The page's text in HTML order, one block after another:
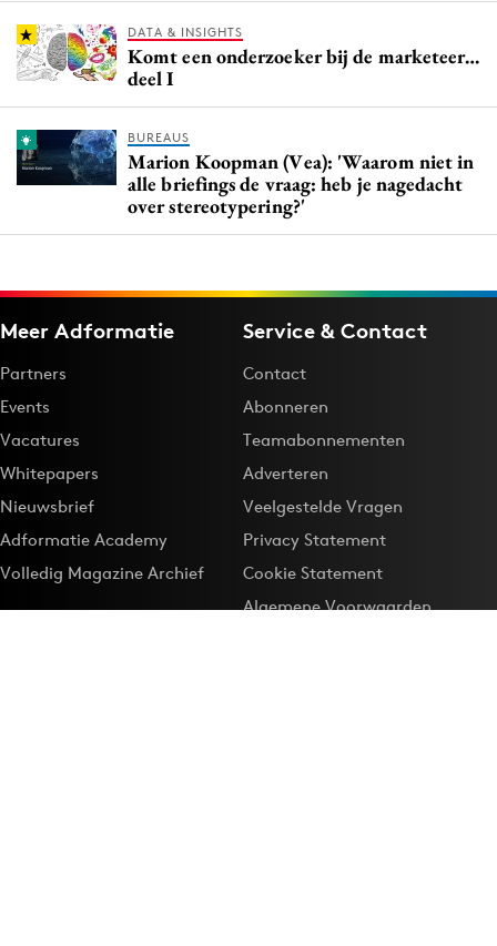
DATA & INSIGHTS
Komt een onderzoeker bij de marketeer…
deel I
BUREAUS
Marion Koopman (Vea): 'Waarom niet in
alle briefings de vraag: heb je nagedacht
over stereotypering?'
Meer Adformatie
Partners
Events
Vacatures
Whitepapers
Nieuwsbrief
Adformatie Academy
Volledig Magazine Archief
Service & Contact
Contact
Abonneren
Teamabonnementen
Adverteren
Veelgestelde Vragen
Privacy Statement
Cookie Statement
Algemene Voorwaarden